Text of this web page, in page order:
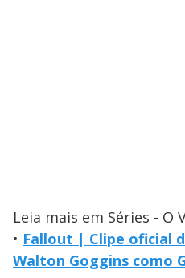
Leia mais em Séries - O
• Fallout | Clipe oficial
Walton Goggins como